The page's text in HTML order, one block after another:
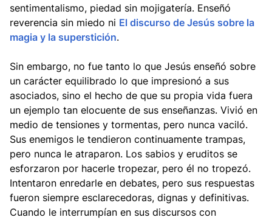
sentimentalismo, piedad sin mojigatería. Enseñó
reverencia sin miedo ni El discurso de Jesús sobre la
magia y la superstición.
Sin embargo, no fue tanto lo que Jesús enseñó sobre
un carácter equilibrado lo que impresionó a sus
asociados, sino el hecho de que su propia vida fuera
un ejemplo tan elocuente de sus enseñanzas. Vivió en
medio de tensiones y tormentas, pero nunca vaciló.
Sus enemigos le tendieron continuamente trampas,
pero nunca le atraparon. Los sabios y eruditos se
esforzaron por hacerle tropezar, pero él no tropezó.
Intentaron enredarle en debates, pero sus respuestas
fueron siempre esclarecedoras, dignas y definitivas.
Cuando le interrumpían en sus discursos con